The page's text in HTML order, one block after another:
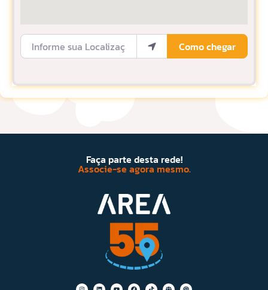
Informe sua Localização
Como chegar
Faça parte desta rede!
Associe-se agora mesmo.